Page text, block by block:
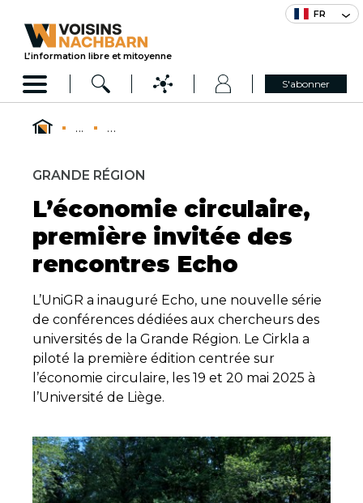
FR
L’information libre et mitoyenne
S'abonner
... ...
GRANDE RÉGION
L’économie circulaire,
première invitée des
rencontres Echo
L’UniGR a inauguré Echo, une nouvelle série
de conférences dédiées aux chercheurs des
universités de la Grande Région. Le Cirkla a
piloté la première édition centrée sur
l’économie circulaire, les 19 et 20 mai 2025 à
l’Université de Liège.